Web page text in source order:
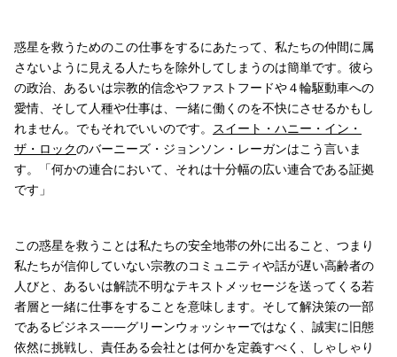
惑星を救うためのこの仕事をするにあたって、私たちの仲間に属
さないように見える人たちを除外してしまうのは簡単です。彼ら
の政治、あるいは宗教的信念やファストフードや４輪駆動車への
愛情、そして人種や仕事は、一緒に働くのを不快にさせるかもし
れません。でもそれでいいのです。
スイート・ハニー・イン・
ザ・ロックのバーニーズ・ジョンソン・レーガンはこう言いま
す。「何かの連合において、それは十分幅の広い連合である証拠
です」
この惑星を救うことは私たちの安全地帯の外に出ること、つまり
私たちが信仰していない宗教のコミュニティや話が遅い高齢者の
人びと、あるいは解読不明なテキストメッセージを送ってくる若
者層と一緒に仕事をすることを意味します。そして解決策の一部
であるビジネス——グリーンウォッシャーではなく、誠実に旧態
依然に挑戦し、責任ある会社とは何かを定義すべく、しゃしゃり